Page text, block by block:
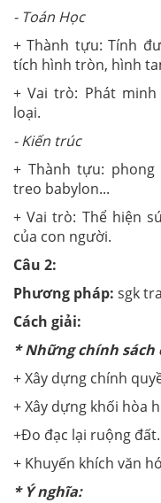
- Toán Học
+ Thành tựu: Tính
tích hình tròn, hình
+ Vai trò: Phát
loại.
-Kiến trúc
+ Thành tựu:
treo babylon...
+ Vai trò: Thể hiện
của con người.
Câu 2:
Phương pháp: sgk
Cách giải:
* Những chính sách
+ Xây dựng chính
+ Xây dựng khối hòa
+Đo đạc lại ruộng
+ Khuyến khích văn
* Ýnghĩa: